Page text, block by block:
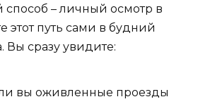
– личный осмотр в
этот путь сами в будний
Вы сразу увидите:
вы оживленные проезды